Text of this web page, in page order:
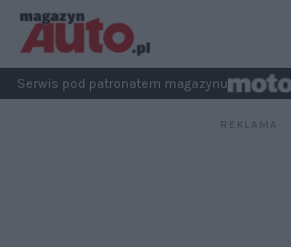
Serwis pod patronatem magazynu